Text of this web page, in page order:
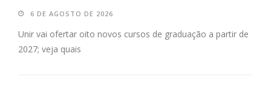
6 DE AGOSTO DE 2026
Unir vai ofertar oito novos cursos de graduação a partir de
2027; veja quais